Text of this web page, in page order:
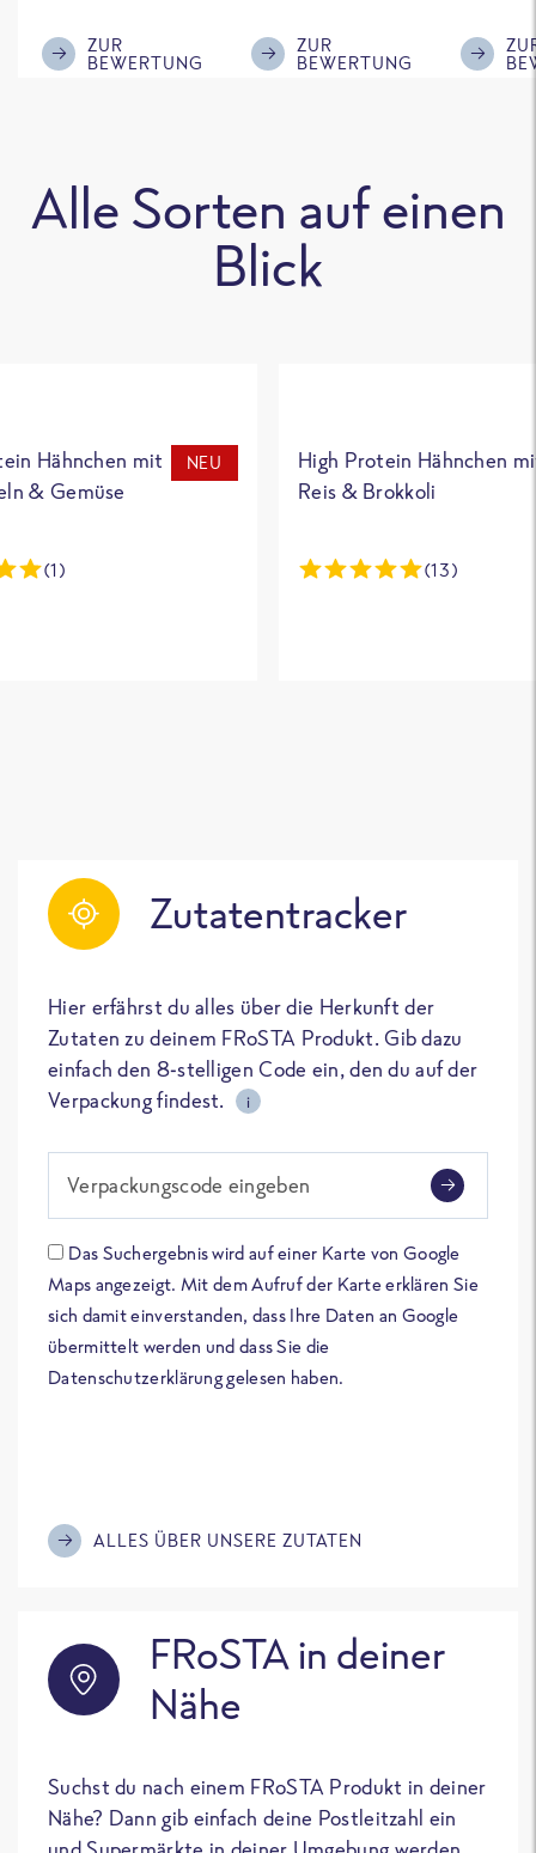
ZUR
BEWERTUNG
ZUR
BEWERTUNG
Alle Sorten auf einen
Blick
Hähnchen mit
& Gemüse
NEU
(1)
High Protein Hähnchen
Reis & Brokkoli
(13)
Zutatentracker
Hier erfährst du alles über die Herkunft der
Zutaten zu deinem FRoSTA Produkt. Gib dazu
einfach den 8-stelligen Code ein, den du auf der
Verpackung findest.
i
Verpackungscode eingeben
Das Suchergebnis wird auf einer Karte von Google
Maps angezeigt. Mit dem Aufruf der Karte erklären Sie
sich damit einverstanden, dass Ihre Daten an Google
übermittelt werden und dass Sie die
Datenschutzerklärung gelesen haben.
ALLES ÜBER UNSERE ZUTATEN
FRoSTA in deiner
Nähe
Suchst du nach einem FRoSTA Produkt in deiner
Nähe? Dann gib einfach deine Postleitzahl ein